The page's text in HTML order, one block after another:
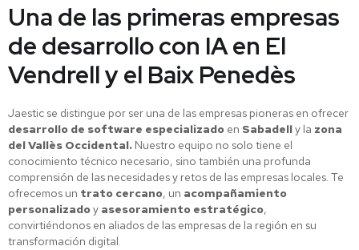
Una de las primeras empresas
de desarrollo con IA en El
Vendrell y el Baix Penedès
Jaestic se distingue por ser una de las empresas pioneras en ofrecer
desarrollo de software especializado en Sabadelly la zona
del Vallès Occidental. Nuestro equipo no solo tiene el
conocimiento técnico necesario, sino también una profunda
comprensión de las necesidades y retos de las empresas locales. Te
ofrecemos un trato cercano, un acompañamiento
personalizadoy asesoramiento estratégico,
convirtiéndonos en aliados de las empresas de la región en su
transformación digital.